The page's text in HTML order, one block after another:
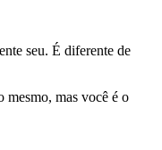
seu. É diferente de
mesmo, mas você é o